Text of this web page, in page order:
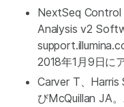
NextSeq
Analysis v2
2018年1月9日に
Carver T、Harris
びMcQuillan JA